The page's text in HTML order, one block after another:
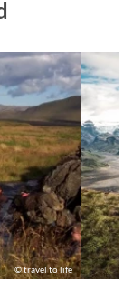
© travel to life